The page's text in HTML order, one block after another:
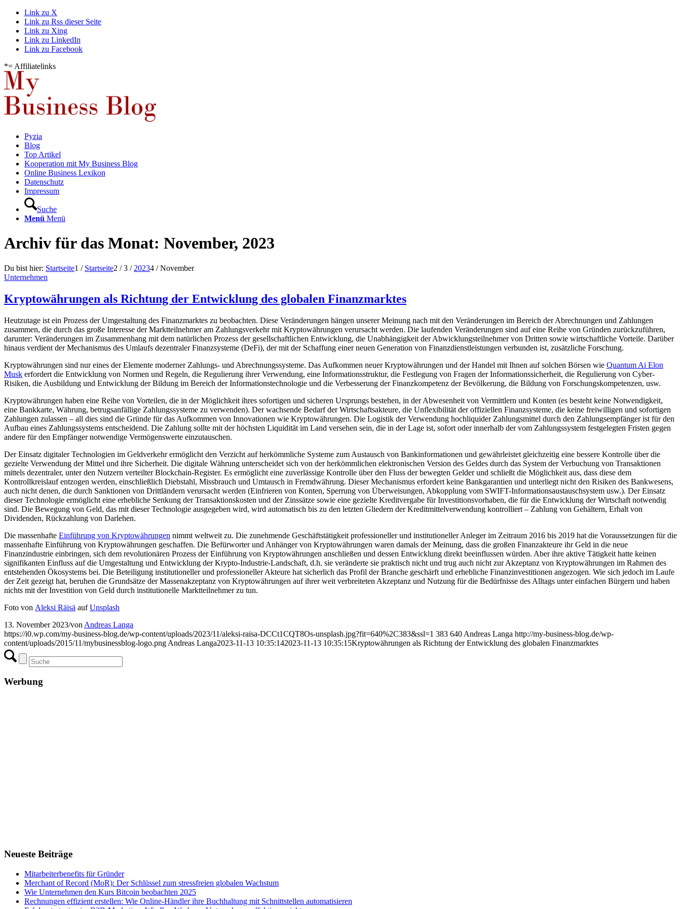
Link zu X
Link zu Rss dieser Seite
Link zu Xing
Link zu LinkedIn
Link zu Facebook
*= Affiliatelinks
Pyzia
Blog
Top Artikel
Kooperation mit My Business Blog
Online Business Lexikon
Datenschutz
Impressum
Suche
Menü Menü
Archiv für das Monat: November, 2023
Du bist hier: Startseite1 / Startseite2 / 3 / 20234 / November
Unternehmen
Kryptowährungen als Richtung der Entwicklung des globalen Finanzmarktes
Heutzutage ist ein Prozess der Umgestaltung des Finanzmarktes zu beobachten. Diese Veränderungen hängen unserer Meinung nach mit den Veränderungen im Bereich der Abrechnungen und Zahlungen
zusammen, die durch das große Interesse der Marktteilnehmer am Zahlungsverkehr mit Kryptowährungen verursacht werden. Die laufenden Veränderungen sind auf eine Reihe von Gründen zurückzuführen,
darunter: Veränderungen im Zusammenhang mit dem natürlichen Prozess der gesellschaftlichen Entwicklung, die Unabhängigkeit der Abwicklungsteilnehmer von Dritten sowie wirtschaftliche Vorteile. Darüber
hinaus verdient der Mechanismus des Umlaufs dezentraler Finanzsysteme (DeFi), der mit der Schaffung einer neuen Generation von Finanzdienstleistungen verbunden ist, zusätzliche Forschung.
Kryptowährungen sind nur eines der Elemente moderner Zahlungs- und Abrechnungssysteme. Das Aufkommen neuer Kryptowährungen und der Handel mit Ihnen auf solchen Börsen wie Quantum Ai Elon
Musk erfordert die Entwicklung von Normen und Regeln, die Regulierung ihrer Verwendung, eine Informationsstruktur, die Festlegung von Fragen der Informationssicherheit, die Regulierung von Cyber-
Risiken, die Ausbildung und Entwicklung der Bildung im Bereich der Informationstechnologie und die Verbesserung der Finanzkompetenz der Bevölkerung, die Bildung von Forschungskompetenzen, usw.
Kryptowährungen haben eine Reihe von Vorteilen, die in der Möglichkeit ihres sofortigen und sicheren Ursprungs bestehen, in der Abwesenheit von Vermittlern und Konten (es besteht keine Notwendigkeit,
eine Bankkarte, Währung, betrugsanfällige Zahlungssysteme zu verwenden). Der wachsende Bedarf der Wirtschaftsakteure, die Unflexibilität der offiziellen Finanzsysteme, die keine freiwilligen und sofortigen
Zahlungen zulassen – all dies sind die Gründe für das Aufkommen von Innovationen wie Kryptowährungen. Die Logistik der Verwendung hochliquider Zahlungsmittel durch den Zahlungsempfänger ist für den
Aufbau eines Zahlungssystems entscheidend. Die Zahlung sollte mit der höchsten Liquidität im Land versehen sein, die in der Lage ist, sofort oder innerhalb der vom Zahlungssystem festgelegten Fristen gegen
andere für den Empfänger notwendige Vermögenswerte einzutauschen.
Der Einsatz digitaler Technologien im Geldverkehr ermöglicht den Verzicht auf herkömmliche Systeme zum Austausch von Bankinformationen und gewährleistet gleichzeitig eine bessere Kontrolle über die
gezielte Verwendung der Mittel und ihre Sicherheit. Die digitale Währung unterscheidet sich von der herkömmlichen elektronischen Version des Geldes durch das System der Verbuchung von Transaktionen
mittels dezentraler, unter den Nutzern verteilter Blockchain-Register. Es ermöglicht eine zuverlässige Kontrolle über den Fluss der bewegten Gelder und schließt die Möglichkeit aus, dass diese dem
Kontrollkreislauf entzogen werden, einschließlich Diebstahl, Missbrauch und Umtausch in Fremdwährung. Dieser Mechanismus erfordert keine Bankgarantien und unterliegt nicht den Risiken des Bankwesens,
auch nicht denen, die durch Sanktionen von Drittländern verursacht werden (Einfrieren von Konten, Sperrung von Überweisungen, Abkopplung vom SWIFT-Informationsaustauschsystem usw.). Der Einsatz
dieser Technologie ermöglicht eine erhebliche Senkung der Transaktionskosten und der Zinssätze sowie eine gezielte Kreditvergabe für Investitionsvorhaben, die für die Entwicklung der Wirtschaft notwendig
sind. Die Bewegung von Geld, das mit dieser Technologie ausgegeben wird, wird automatisch bis zu den letzten Gliedern der Kreditmittelverwendung kontrolliert – Zahlung von Gehältern, Erhalt von
Dividenden, Rückzahlung von Darlehen.
Die massenhafte Einführung von Kryptowährungen nimmt weltweit zu. Die zunehmende Geschäftstätigkeit professioneller und institutioneller Anleger im Zeitraum 2016 bis 2019 hat die Voraussetzungen für die
massenhafte Einführung von Kryptowährungen geschaffen. Die Befürworter und Anhänger von Kryptowährungen waren damals der Meinung, dass die großen Finanzakteure ihr Geld in die neue
Finanzindustrie einbringen, sich dem revolutionären Prozess der Einführung von Kryptowährungen anschließen und dessen Entwicklung direkt beeinflussen würden. Aber ihre aktive Tätigkeit hatte keinen
signifikanten Einfluss auf die Umgestaltung und Entwicklung der Krypto-Industrie-Landschaft, d.h. sie veränderte sie praktisch nicht und trug auch nicht zur Akzeptanz von Kryptowährungen im Rahmen des
entstehenden Ökosystems bei. Die Beteiligung institutioneller und professioneller Akteure hat sicherlich das Profil der Branche geschärft und erhebliche Finanzinvestitionen angezogen. Wie sich jedoch im Laufe
der Zeit gezeigt hat, beruhen die Grundsätze der Massenakzeptanz von Kryptowährungen auf ihrer weit verbreiteten Akzeptanz und Nutzung für die Bedürfnisse des Alltags unter einfachen Bürgern und haben
nichts mit der Investition von Geld durch institutionelle Marktteilnehmer zu tun.
Foto von Aleksi Räisä aufUnsplash
13. November 2023/von Andreas Langa
https://i0.wp.com/my-business-blog.de/wp-content/uploads/2023/11/aleksi-raisa-DCCt1CQT8Os-unsplash.jpg?fit=640%2C383&ssl=1 383 640 Andreas Langa http://my-business-blog.de/wp-
content/uploads/2015/11/mybusinessblog-logo.png Andreas Langa2023-11-13 10:35:142023-11-13 10:35:15Kryptowährungen als Richtung der Entwicklung des globalen Finanzmarktes
Werbung
Neueste Beiträge
Mitarbeiterbenefits für Gründer
Merchant of Record (MoR): Der Schlüssel zum stressfreien globalen Wachstum
Wie Unternehmen den Kurs Bitcoin beobachten 2025
Rechnungen effizient erstellen: Wie Online-Händler ihre Buchhaltung mit Schnittstellen automatisieren